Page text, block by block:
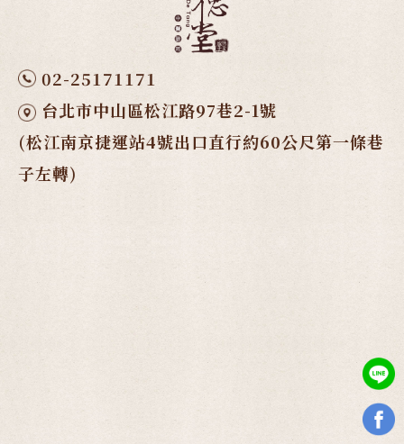
02-25171171
台北市中山區松江路97巷2-1號
(松江南京捷運站4號出口直行約60公尺第一條巷
子左轉)